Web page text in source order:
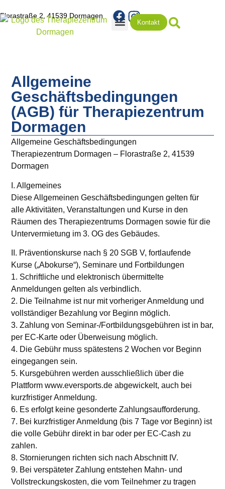
Florastraße 2, 41539 Dormagen
Kontakt
Allgemeine
Geschäftsbedingungen
(AGB) für Therapiezentrum
Dormagen
Allgemeine Geschäftsbedingungen
Therapiezentrum Dormagen – Florastraße 2, 41539
Dormagen
I. Allgemeines
Diese Allgemeinen Geschäftsbedingungen gelten für
alle Aktivitäten, Veranstaltungen und Kurse in den
Räumen des Therapiezentrums Dormagen sowie für die
Untervermietung im 3. OG des Gebäudes.
II. Präventionskurse nach § 20 SGB V, fortlaufende
Kurse („Abokurse“), Seminare und Fortbildungen
1. Schriftliche und elektronisch übermittelte
Anmeldungen gelten als verbindlich.
2. Die Teilnahme ist nur mit vorheriger Anmeldung und
vollständiger Bezahlung vor Beginn möglich.
3. Zahlung von Seminar-/Fortbildungsgebühren ist in bar,
per EC-Karte oder Überweisung möglich.
4. Die Gebühr muss spätestens 2 Wochen vor Beginn
eingegangen sein.
5. Kursgebühren werden ausschließlich über die
Plattform www.eversports.de abgewickelt, auch bei
kurzfristiger Anmeldung.
6. Es erfolgt keine gesonderte Zahlungsaufforderung.
7. Bei kurzfristiger Anmeldung (bis 7 Tage vor Beginn) ist
die volle Gebühr direkt in bar oder per EC-Cash zu
zahlen.
8. Stornierungen richten sich nach Abschnitt IV.
9. Bei verspäteter Zahlung entstehen Mahn- und
Vollstreckungskosten, die vom Teilnehmer zu tragen